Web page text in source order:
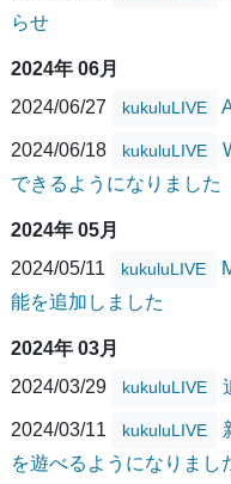
らせ
2024年 06月
2024/06/27
kukuluLIVE
2024/06/18 kukuluLIVE
できるようになりました
2024年 05月
2024/05/11
kukuluLIVE
能を追加しました
2024年 03月
2024/03/29
kukuluLIVE
2024/03/11 kukuluLIVE
を遊べるようになりまし